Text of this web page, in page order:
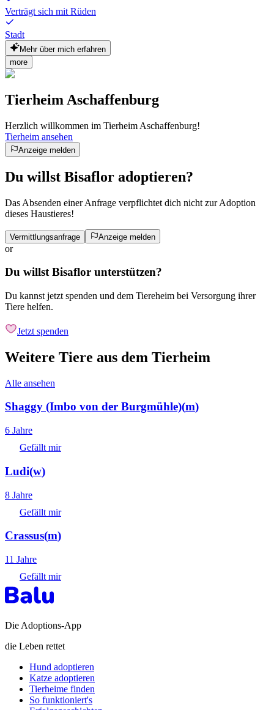
Verträgt sich mit Rüden
Stadt
Mehr über mich erfahren
more
Tierheim Aschaffenburg
Herzlich willkommen im Tierheim Aschaffenburg!
Tierheim ansehen
Anzeige melden
Du willst Bisaflor adoptieren?
Das Absenden einer Anfrage verpflichtet dich nicht zur Adoption
dieses Haustieres!
Vermittlungsanfrage Anzeige melden
or
Du willst Bisaflor unterstützen?
Du kannst jetzt spenden und dem Tiereheim bei Versorgung ihrer
Tiere helfen.
Jetzt spenden
Weitere Tiere aus dem Tierheim
Alle ansehen
Shaggy (Imbo von der Burgmühle)(m)
6 Jahre
Gefällt mir
Ludi(w)
8 Jahre
Gefällt mir
Crassus(m)
11 Jahre
Gefällt mir
Die Adoptions-App
die Leben rettet
Hund adoptieren
Katze adoptieren
Tierheime finden
So funktioniert's